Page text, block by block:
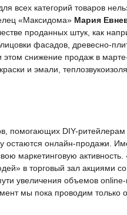
всех категорий товаров
«Максидома» Мария
проданных штук, как
фасадов, древесно-
этом снижение продаж в
и эмали,
помогающих DIY-
онлайн-продажи.
маркетинговую
в торговый зал акциями
увеличения объемов
мы пока проводим